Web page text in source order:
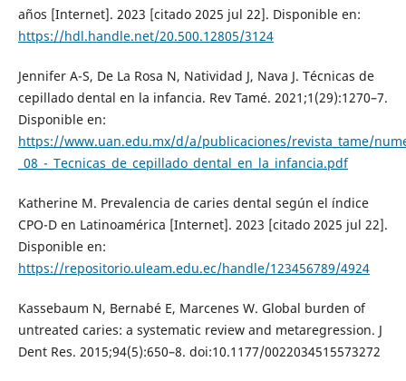
años [Internet]. 2023 [citado 2025 jul 22]. Disponible en:
https://hdl.handle.net/20.500.12805/3124
Jennifer A-S, De La Rosa N, Natividad J, Nava J. Técnicas de
cepillado dental en la infancia. Rev Tamé. 2021;1(29):1270–7.
Disponible en:
https://www.uan.edu.mx/d/a/publicaciones/revista_tame/
_08_-_Tecnicas_de_cepillado_dental_en_la_infancia.pdf
Katherine M. Prevalencia de caries dental según el índice
CPO-D en Latinoamérica [Internet]. 2023 [citado 2025 jul 22].
Disponible en:
https://repositorio.uleam.edu.ec/handle/123456789/4924
Kassebaum N, Bernabé E, Marcenes W. Global burden of
untreated caries: a systematic review and metaregression. J
Dent Res. 2015;94(5):650–8. doi:10.1177/0022034515573272